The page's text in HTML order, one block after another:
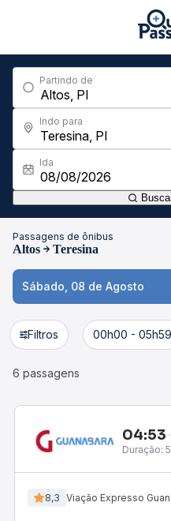
Partindo de
Indo para
Ida
Passagens de ônibus
Altos Teresina
Sábado, 08 de Agosto
Filtros 00h00 - 05h59
6 passagens
04:53
Duração:
8,3 Viação Expresso